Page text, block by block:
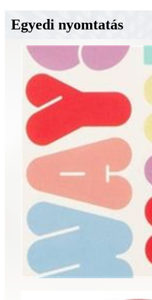
Egyedi nyomtatás